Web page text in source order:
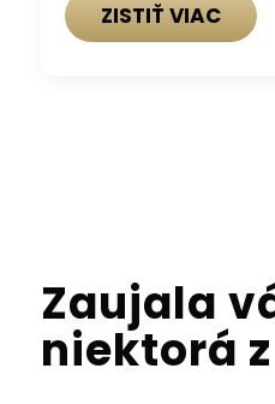
ZISTIŤ VIAC
Zaujala
niektorá